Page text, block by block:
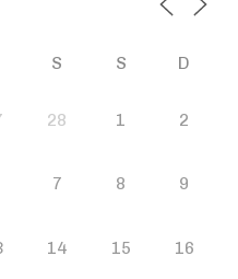
S S D
28 1 2
7 8 9
14 15 16